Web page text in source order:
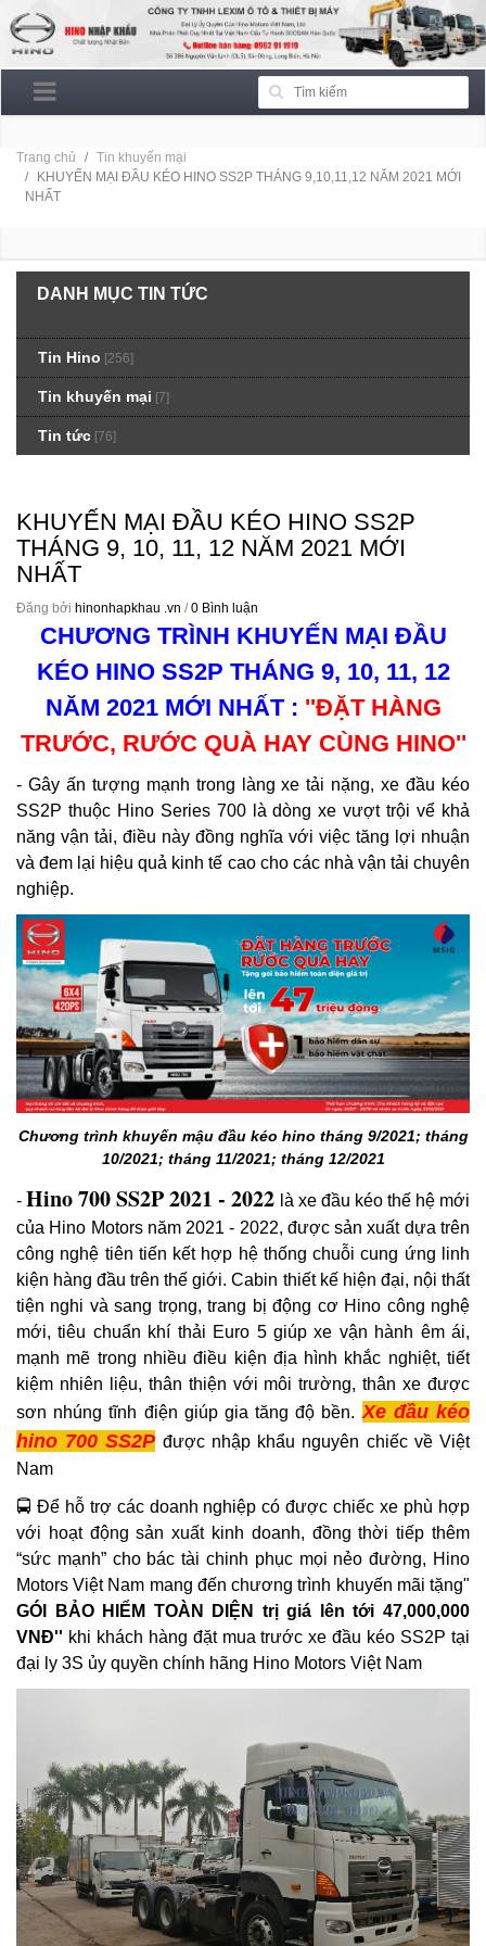
Trang chủ
Tin khuyến mại
KHUYẾN MẠI ĐẦU KÉO HINO SS2P THÁNG 9,10,11,12 NĂM 2021 MỚI
NHẤT
DANH MỤC TIN TỨC
Tin Hino [256]
Tin khuyến mại [7]
Tin tức [76]
KHUYẾN MẠI ĐẦU KÉO HINO SS2P
THÁNG 9, 10, 11, 12 NĂM 2021 MỚI
NHẤT
Đăng bởi hinonhapkhau .vn /0 Bình luận
CHƯƠNG TRÌNH KHUYẾN MẠI ĐẦU
KÉO HINO SS2P THÁNG 9, 10, 11, 12
NĂM 2021 MỚI NHẤT: ''ĐẶT HÀNG
TRƯỚC, RƯỚC QUÀ HAY CÙNG HINO''
- Gây ấn tượng mạnh trong làng xe tải nặng, xe đầu kéo
SS2P thuộc Hino Series 700 là dòng xe vượt trội vể khả
năng vận tải, điều này đồng nghĩa với việc tăng lợi nhuận
và đem lại hiệu quả kinh tế cao cho các nhà vận tải chuyên
nghiệp.
Chương trình khuyến mậu đầu kéo hino tháng 9/2021; tháng
10/2021; tháng 11/2021; tháng 12/2021
- Hino 700 SS2P 2021 - 2022 là xe đầu kéo thế hệ mới
của Hino Motors năm 2021 - 2022, được sản xuất dựa trên
công nghệ tiên tiến kết hợp hệ thống chuỗi cung ứng linh
kiện hàng đầu trên thế giới. Cabin thiết kế hiện đại, nội thất
tiện nghi và sang trọng, trang bị động cơ Hino công nghệ
mới, tiêu chuẩn khí thải Euro 5 giúp xe vận hành êm ái,
mạnh mẽ trong nhiều điều kiện địa hình khắc nghiệt, tiết
kiệm nhiên liệu, thân thiện với môi trường, thân xe được
sơn nhúng tĩnh điện giúp gia tăng độ bền. Xe đầu kéo
hino 700 SS2P được nhập khẩu nguyên chiếc về Việt
Nam
🚍 Để hỗ trợ các doanh nghiệp có được chiếc xe phù hợp
với hoạt động sản xuất kinh doanh, đồng thời tiếp thêm
“sức mạnh” cho bác tài chinh phục mọi nẻo đường, Hino
Motors Việt Nam mang đến chương trình khuyến mãi tặng"
GÓI BẢO HIỂM TOÀN DIỆN trị giá lên tới 47,000,000
VNĐ'' khi khách hàng đặt mua trước xe đầu kéo SS2P tại
đại ly 3S ủy quyền chính hãng Hino Motors Việt Nam